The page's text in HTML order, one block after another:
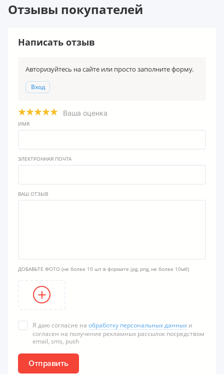
Отзывы покупателей
Написать отзыв
Авторизуйтесь на сайте или просто заполните форму.
Вход
Ваша оценка
ИМЯ
ЭЛЕКТРОННАЯ ПОЧТА
ВАШ ОТЗЫВ
ДОБАВЬТЕ ФОТО (не более 10 шт в формате jpg, png, не более 10мб)
Я даю согласие на обработку персональных данных и
согласен на получение рекламных рассылок посредством
email, sms, push
Отправить